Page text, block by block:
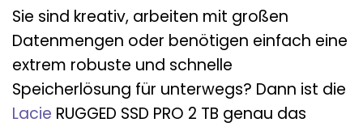
Sie sind kreativ, arbeiten mit großen
Datenmengen oder benötigen einfach eine
extrem robuste und schnelle
Speicherlösung für unterwegs? Dann ist die
Lacie RUGGED SSD PRO 2 TB genau das